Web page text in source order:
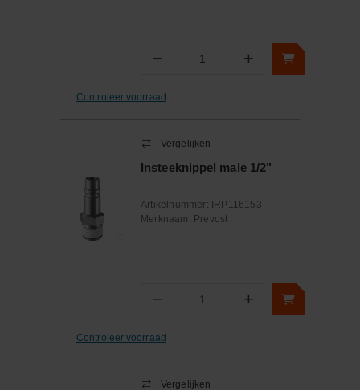
− Aantal +
Controleer voorraad
Vergelijken
Insteeknippel male 1/2"
Artikelnummer:
IRP116153
Merknaam: Prevost
− Aantal +
Controleer voorraad
Vergelijken